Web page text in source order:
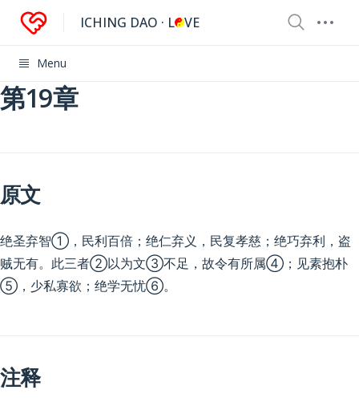
ICHING DAO · L VE
Menu
第19章
原文
绝圣弃智①，民利百倍；绝仁弃义，民复孝慈；绝巧弃利，盗
贼无有。此三者②以为文③不足，故令有所属④；见素抱朴
⑤，少私寡欲；绝学无忧⑥。
注释